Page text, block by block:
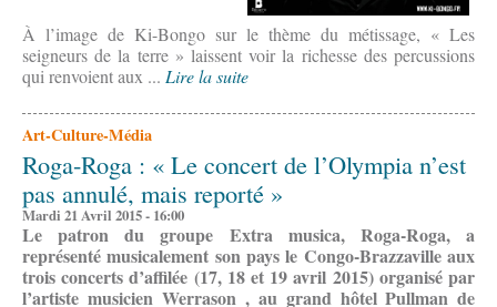
À l’image de Ki-Bongo sur le thème du métissage, « Les
seigneurs de la terre » laissent voir la richesse des percussions
qui renvoient aux ... Lire la suite
Art-Culture-Média
Roga-Roga : « Le concert de l’Olympia n’est
pas annulé, mais reporté »
Mardi 21 Avril 2015 - 16:00
Le patron du groupe Extra musica, Roga-Roga, a
représenté musicalement son pays le Congo-Brazzaville aux
trois concerts d’affilée (17, 18 et 19 avril 2015) organisé par
l’artiste musicien Werrason , au grand hôtel Pullman de